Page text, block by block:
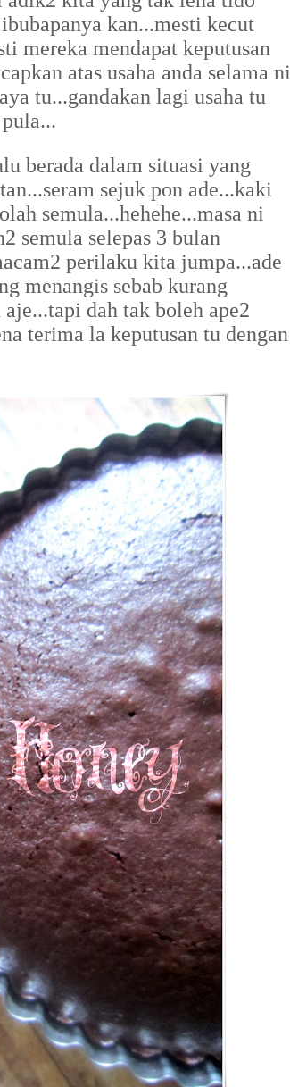
kan...mesti kecut
mereka mendapat keputusan
atas usaha anda selama ni
tu...gandakan lagi usaha tu
berada dalam situasi yang
sejuk pon ade...kaki
semula...hehehe...masa ni
semula selepas 3 bulan
perilaku kita jumpa...ade
menangis sebab kurang
dah tak boleh ape2
terima la keputusan tu dengan